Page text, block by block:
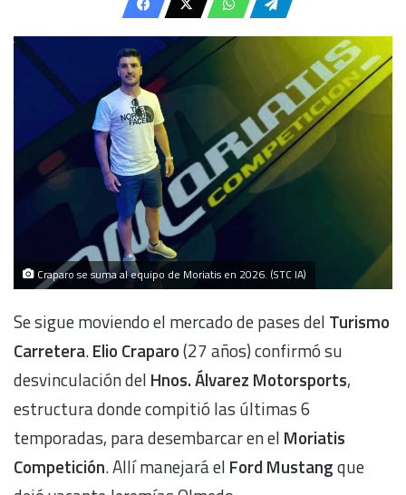
Craparo se suma al equipo de Moriatis en 2026. (STC IA)
Se sigue moviendo el mercado de pases del Turismo
Carretera.Elio Craparo(27 años) confirmó su
desvinculación del Hnos. Álvarez Motorsports,
estructura donde compitió las últimas 6
temporadas, para desembarcar en el Moriatis
Competición. Allí manejará el Ford Mustangque